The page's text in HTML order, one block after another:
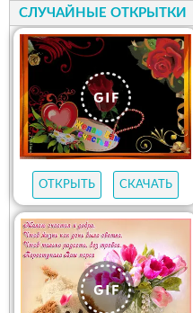
СЛУЧАЙНЫЕ ОТКРЫТКИ
ОТКРЫТЬ СКАЧАТЬ